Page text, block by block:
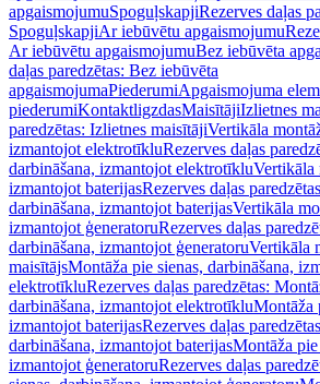
apgaismojumuSpoguļskapjiRezerves daļas
SpoguļskapjiAr iebūvētu apgaismojumu
Ar iebūvētu apgaismojumuBez iebūvēta
daļas paredzētas: Bez iebūvēta
apgaismojumaPiederumiApgaismojuma
piederumiKontaktligzdasMaisītājiIzlietnes
paredzētas: Izlietnes maisītājiVertikāla
izmantojot elektrotīkluRezerves daļas
darbināšana, izmantojot elektrotīkluVertikāla
izmantojot baterijasRezerves daļas
darbināšana, izmantojot baterijasVertikāla
izmantojot ģeneratoruRezerves daļas
darbināšana, izmantojot ģeneratoruVertikāla
maisītājsMontāža pie sienas, darbināšana,
elektrotīkluRezerves daļas paredzētas:
darbināšana, izmantojot elektrotīkluMontāža
izmantojot baterijasRezerves daļas
darbināšana, izmantojot baterijasMontāža pie
izmantojot ģeneratoruRezerves daļas